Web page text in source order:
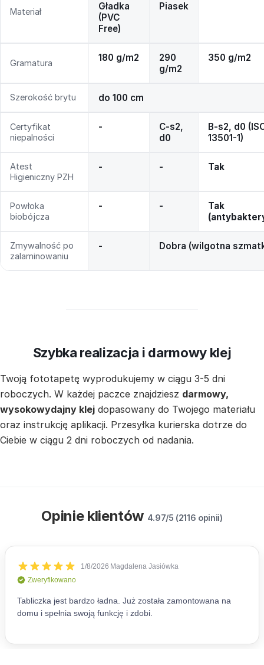
Materiał
Gładka
(PVC
Free)
Piasek
Gramatura 180 g/m2
290
g/m2
350 g/m2
Szerokość brytu do 100 cm
Certyfikat
niepalności
-
C-s2,
d0
B-s2, d0
13501-1)
Atest
Higieniczny PZH
- - Tak
Powłoka
biobójcza
- -
Tak
Zmywalność po
zalaminowaniu
- Dobra (wilgotna
Szybka realizacja i darmowy klej
Twoją fototapetę wyprodukujemy w ciągu 3-5 dni
roboczych. W każdej paczce znajdziesz darmowy,
wysokowydajny klej dopasowany do Twojego materiału
oraz instrukcję aplikacji. Przesyłka kurierska dotrze do
Ciebie w ciągu 2 dni roboczych od nadania.
Opinie klientów 4.97/5 (2116 opinii)